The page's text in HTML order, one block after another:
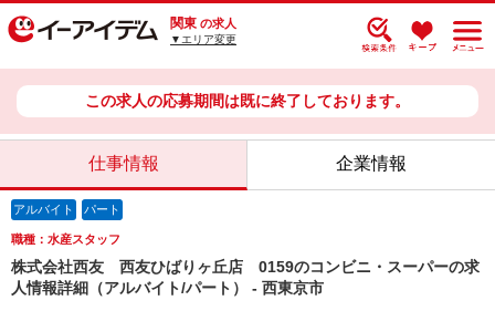
関東 の求人
▼エリア変更
この求人の応募期間は既に終了しております。
仕事情報 企業情報
アルバイト パート
職種：水産スタッフ
株式会社西友 西友ひばりヶ丘店 0159のコンビニ・スーパーの求
人情報詳細（アルバイト/パート） - 西東京市